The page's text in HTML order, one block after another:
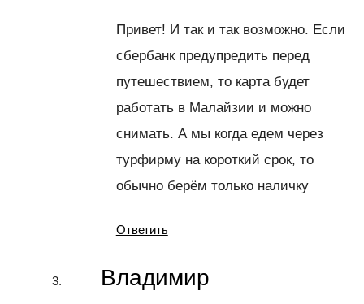
Привет! И так и так возможно. Если
сбербанк предупредить перед
путешествием, то карта будет
работать в Малайзии и можно
снимать. А мы когда едем через
турфирму на короткий срок, то
обычно берём только наличку
Ответить
Владимир